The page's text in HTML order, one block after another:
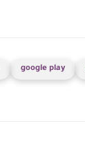
google play